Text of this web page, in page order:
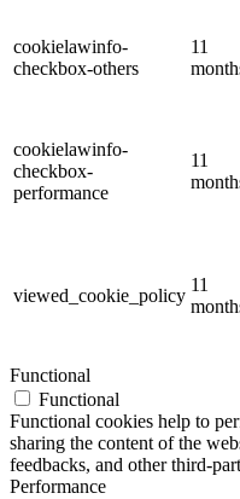
cookielawinfo-
checkbox-others
11
cookielawinfo-
checkbox-
performance
11
viewed_cookie_policy
11
Functional
Functional
Functional cookies help to
sharing the content of the
feedbacks, and other third-
Performance